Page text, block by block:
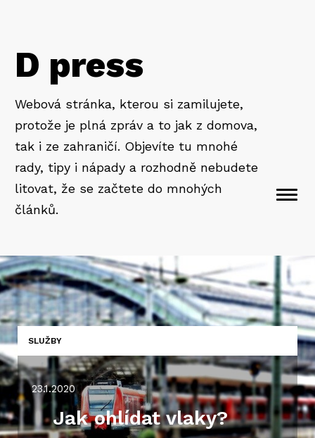
D press
Webová stránka, kterou si zamilujete,
protože je plná zpráv a to jak z domova,
tak i ze zahraničí. Objevíte tu mnohé
rady, tipy i nápady a rozhodně nebudete
litovat, že se začtete do mnohých
článků.
SLUŽBY
23.1.2020
Jak ohlídat vlaky?